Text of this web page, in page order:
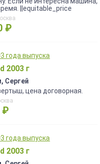
||equitable_price
₽
2003 г
Сергей
цена договорная.
₽
2003 г